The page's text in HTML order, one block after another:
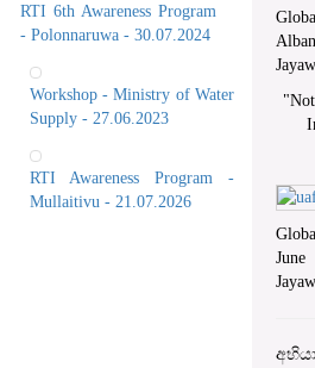
RTI 6th Awareness Program
- Polonnaruwa - 30.07.2024
Workshop - Ministry of Water
Supply - 27.06.2023
RTI Awareness Program -
Mullaitivu - 21.07.2026
"